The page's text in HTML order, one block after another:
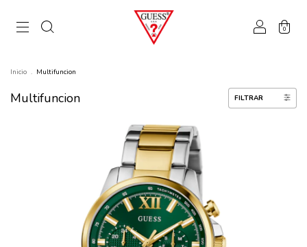
0
Inicio . Multifuncion
Multifuncion FILTRAR